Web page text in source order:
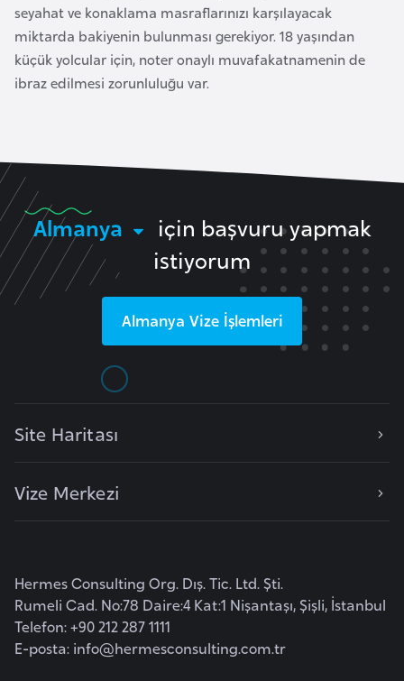
seyahat ve konaklama masraflarınızı karşılayacak
miktarda bakiyenin bulunması gerekiyor. 18 yaşından
küçük yolcular için, noter onaylı muvafakatnamenin de
ibraz edilmesi zorunluluğu var.
Almanya
için başvuru yapmak
istiyorum
Almanya Vize İşlemleri
Site Haritası
Vize Merkezi
Hermes Consulting Org. Dış. Tic. Ltd. Şti.
Rumeli Cad. No:78 Daire:4 Kat:1 Nişantaşı, Şişli, İstanbul
Telefon: +90 212 287 1111
E-posta: info@hermesconsulting.com.tr
B
e
l
ç
a
B
e
n
i
n
e
k
B